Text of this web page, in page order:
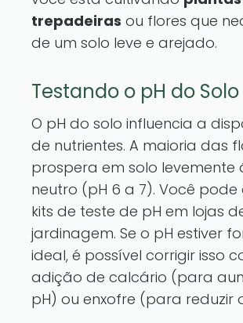
trepadeiras ou flores que
de um solo leve e arejado.
Testando o pH do Solo
O pH do solo influencia a
de nutrientes. A maioria das
prospera em solo levemente
neutro (pH 6 a 7). Você
kits de teste de pH em lojas
jardinagem. Se o pH estiver
ideal, é possível corrigir isso
adição de calcário (para
pH) ou enxofre (para reduzir